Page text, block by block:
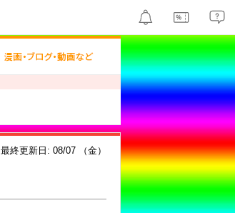
最終更新日: 08/07 （金）